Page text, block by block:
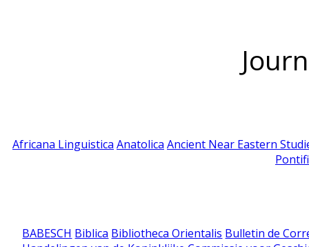
Africana Linguistica Anatolica Ancient Near Eastern
BABESCH Biblica Bibliotheca Orientalis Bulletin de